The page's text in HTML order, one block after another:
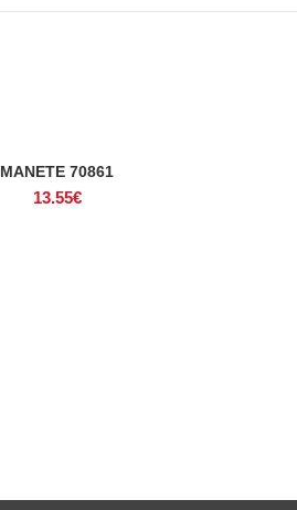
ADICIONAR
MANETE 70861
13.55€